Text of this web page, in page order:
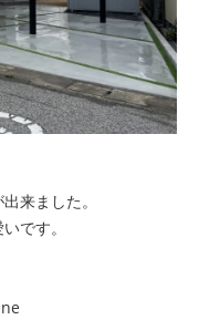
来ました。
です。